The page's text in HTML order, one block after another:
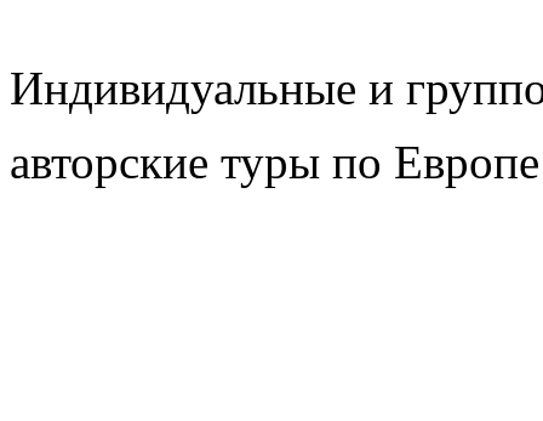
Индивидуальные и
авторские туры по